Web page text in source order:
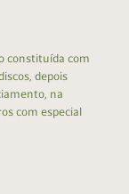
constituída com
depois
na
com especial